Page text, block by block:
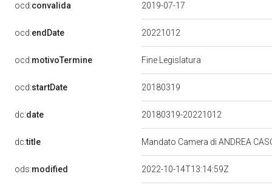
ocd:convalida 2019-07-17
ocd:endDate 20221012
ocd:motivoTermine Fine Legislatura
ocd:startDate 20180319
dc:date 20180319-20221012
dc:title Mandato Camera di ANDREA
ods:modified 2022-10-14T13:14:59Z